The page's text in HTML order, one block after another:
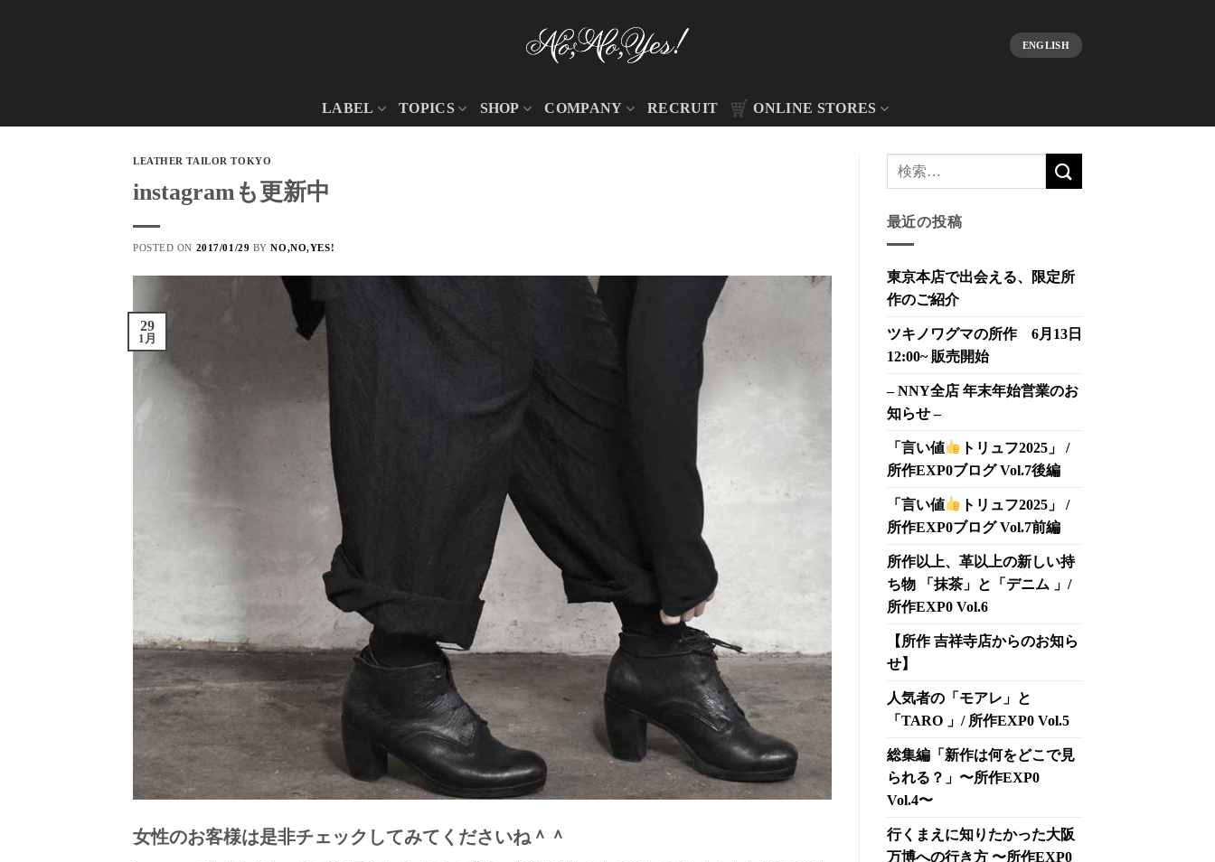
ENGLISH
LABEL TOPICS SHOP COMPANY RECRUIT ONLINE STORES
LEATHER TAILOR TOKYO
instagramも更新中
POSTED ON 2017/01/29 BYNO,NO,YES!
29
1月
女性のお客様は是非チェックしてみてくださいね＾＾
最近の投稿
東京本店で出会える、限定所
作のご紹介
ツキノワグマの所作 6月13日
12:00~ 販売開始
– NNY全店 年末年始営業のお
知らせ –
「言い値
トリュフ2025」 /
所作EXP0ブログ Vol.7後編
「言い値
トリュフ2025」 /
所作EXP0ブログ Vol.7前編
所作以上、革以上の新しい持
ち物 「抹茶」と「デニム 」/
所作EXP0 Vol.6
【所作 吉祥寺店からのお知ら
せ】
人気者の「モアレ」と
「TARO 」/ 所作EXP0 Vol.5
総集編「新作は何をどこで見
られる？」〜所作EXP0
Vol.4〜
行くまえに知りたかった大阪
万博への行き方 〜所作EXP0